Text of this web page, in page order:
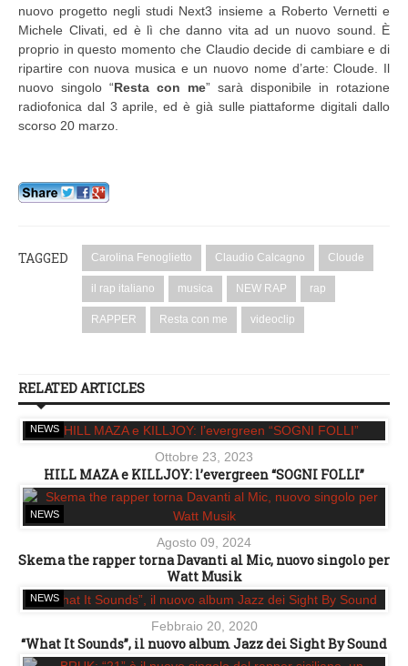
nuovo progetto negli studi Next3 insieme a Roberto Vernetti e
Michele Clivati, ed è lì che danno vita ad un nuovo sound. È
proprio in questo momento che Claudio decide di cambiare e di
ripartire con nuova musica e un nuovo nome d’arte: Cloude. Il
nuovo singolo “Resta con me” sarà disponibile in rotazione
radiofonica dal 3 aprile, ed è già sulle piattaforme digitali dallo
scorso 20 marzo.
TAGGED Carolina Fenoglietto Claudio Calcagno Cloude
il rap italiano musica NEW RAP rap
RAPPER Resta con me videoclip
RELATED ARTICLES
NEWS
Ottobre 23, 2023
HILL MAZA e KILLJOY: l’evergreen “SOGNI FOLLI”
NEWS
Agosto 09, 2024
Skema the rapper torna Davanti al Mic, nuovo singolo per
Watt Musik
NEWS
Febbraio 20, 2020
“What It Sounds”, il nuovo album Jazz dei Sight By Sound